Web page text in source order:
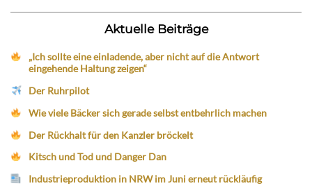
Aktuelle Beiträge
„Ich sollte eine einladende, aber nicht auf die Antwort
eingehende Haltung zeigen“
Der Ruhrpilot
Wie viele Bäcker sich gerade selbst entbehrlich machen
Der Rückhalt für den Kanzler bröckelt
Kitsch und Tod und Danger Dan
Industrieproduktion in NRW im Juni erneut rückläufig